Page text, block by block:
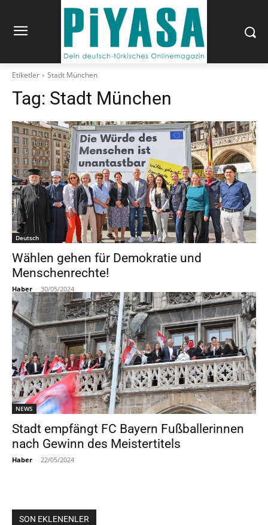
Etiketler Stadt München
Tag: Stadt München
Deutsch
Wählen gehen für Demokratie und
Menschenrechte!
Haber - 30/05/2024
NEWS
Stadt empfängt FC Bayern Fußballerinnen
nach Gewinn des Meistertitels
Haber - 22/05/2024
SON EKLENENLER